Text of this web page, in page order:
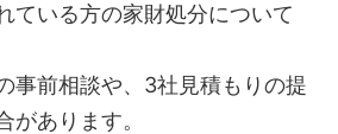
ている方の家財処分について
事前相談や、3社見積もりの提
があります。